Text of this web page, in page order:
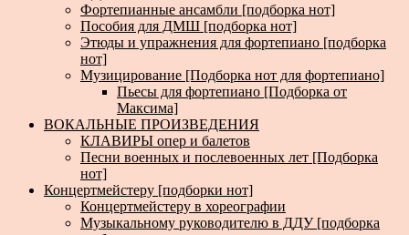
Фортепианные ансамбли [подборка нот]
Пособия для ДМШ [подборка нот]
Этюды и упражнения для фортепиано [подборка
нот]
Музицирование [Подборка нот для фортепиано]
Пьесы для фортепиано [Подборка от
Максима]
ВОКАЛЬНЫЕ ПРОИЗВЕДЕНИЯ
КЛАВИРЫ опер и балетов
Песни военных и послевоенных лет [Подборка
нот]
Концертмейстеру [подборки нот]
Концертмейстеру в хореографии
Музыкальному руководителю в ДДУ [подборка